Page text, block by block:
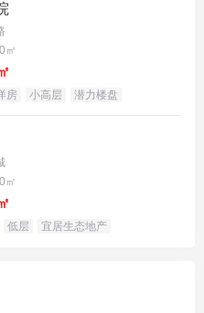
从约80米宽的恢弘大门
所（带恒温泳池、健身
代生活。这正是
㎡
房 小高层 潜力楼盘
㎡
低层 宜居生态地产